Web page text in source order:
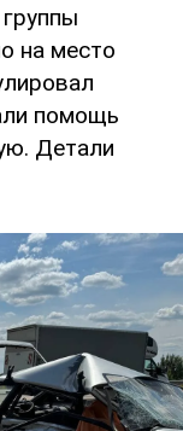
на место
помощь
Детали